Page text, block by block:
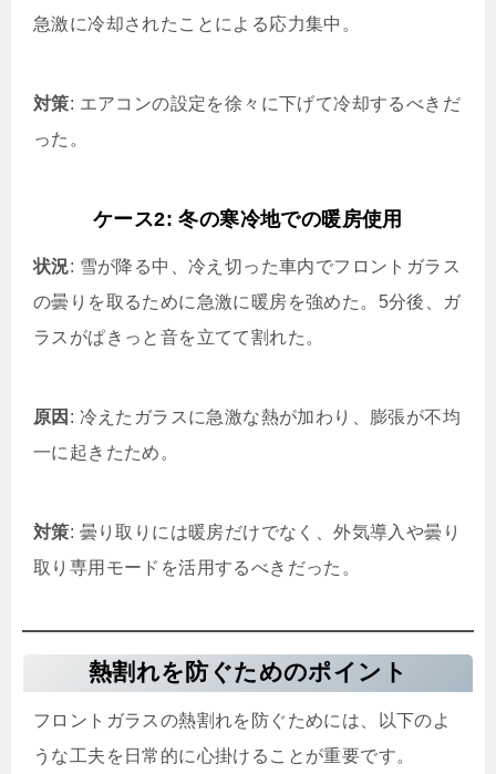
急激に冷却されたことによる応力集中。
対策: エアコンの設定を徐々に下げて冷却するべきだ
った。
ケース2: 冬の寒冷地での暖房使用
状況: 雪が降る中、冷え切った車内でフロントガラス
の曇りを取るために急激に暖房を強めた。5分後、ガ
ラスがぱきっと音を立てて割れた。
原因 : 冷えたガラスに急激な熱が加わり、膨張が不均
一に起きたため。
対策: 曇り取りには暖房だけでなく、外気導入や曇り
取り専用モードを活用するべきだった。
熱割れを防ぐためのポイント
フロントガラスの熱割れを防ぐためには、以下のよ
うな工夫を日常的に心掛けることが重要です。